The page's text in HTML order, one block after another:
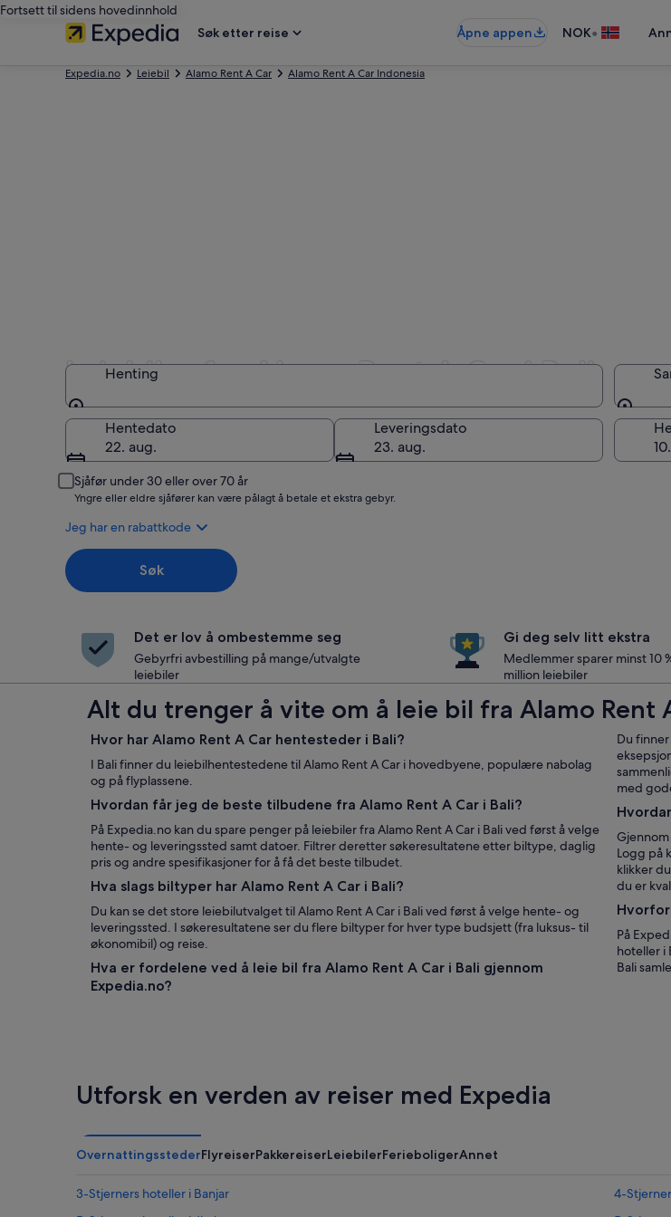
Fortsett til sidens hovedinnhold
Søk etter reise
Åpne appen NOK•
Expedia.no Leiebil Alamo Rent A Car Alamo Rent A Car Indonesia
Leiebiler fra Alamo Rent A Car i Bali
Henting
Henting
Hentedato
22. aug.
Leveringsdato
23. aug.
Sjåfør under 30 eller over 70 år
Yngre eller eldre sjåfører kan være pålagt å betale et ekstra gebyr.
Jeg har en rabattkode
Søk
Det er lov å ombestemme seg
Gebyrfri avbestilling på mange/utvalgte
leiebiler
Gi deg selv litt ekstra
Medlemmer sparer minst 10
million leiebiler
Alt du trenger å vite om å leie bil fra Alamo Rent
Hvor har Alamo Rent A Car hentesteder i Bali?
I Bali finner du leiebilhentestedene til Alamo Rent A Car i hovedbyene, populære nabolag
og på flyplassene.
Hvordan får jeg de beste tilbudene fra Alamo Rent A Car i Bali?
På Expedia.no kan du spare penger på leiebiler fra Alamo Rent A Car i Bali ved først å velge
hente- og leveringssted samt datoer. Filtrer deretter søkeresultatene etter biltype, daglig
pris og andre spesifikasjoner for å få det beste tilbudet.
Hva slags biltyper har Alamo Rent A Car i Bali?
Du kan se det store leiebilutvalget til Alamo Rent A Car i Bali ved først å velge hente- og
leveringssted. I søkeresultatene ser du flere biltyper for hver type budsjett (fra luksus- til
økonomibil) og reise.
Hva er fordelene ved å leie bil fra Alamo Rent A Car i Bali gjennom
Expedia.no?
Du
med
Logg på
klikker
du er
På
hoteller i
Bali
Utforsk en verden av reiser med Expedia
OvernattingsstederFlyreiserPakkereiserLeiebilerFerieboligerAnnet
3-Stjerners hoteller i Banjar
4-